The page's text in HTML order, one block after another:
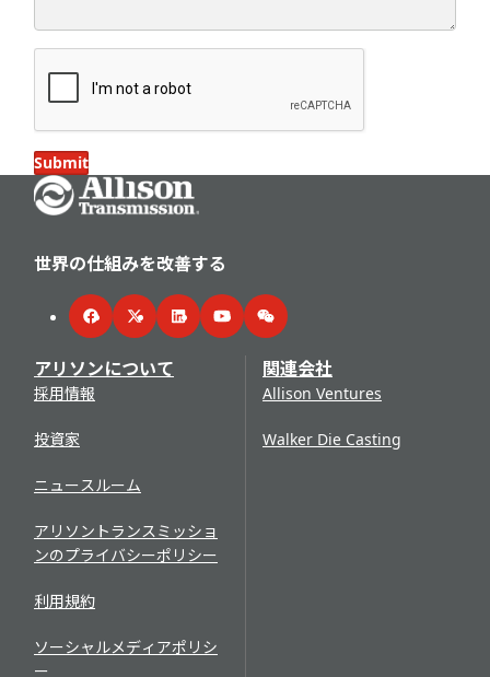
Submit
Go Home
世界の仕組みを改善する
FacebookTwitterLinkedInYouTubeWeChat
アリソンについて
採用情報
投資家
ニュースルーム
アリソントランスミッショ
ンのプライバシーポリシー
利用規約
ソーシャルメディアポリシ
ー
関連会社
Allison Ventures
Walker Die Casting